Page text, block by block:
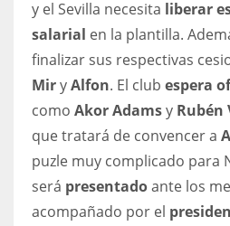
y el Sevilla necesita liberar
salarial en la plantilla.
finalizar sus respectivas
MiryAlfon. El club espera
como Akor Adamsy Rubén
que tratará de convencer a
puzle muy complicado para
será presentadoante los
acompañado por el